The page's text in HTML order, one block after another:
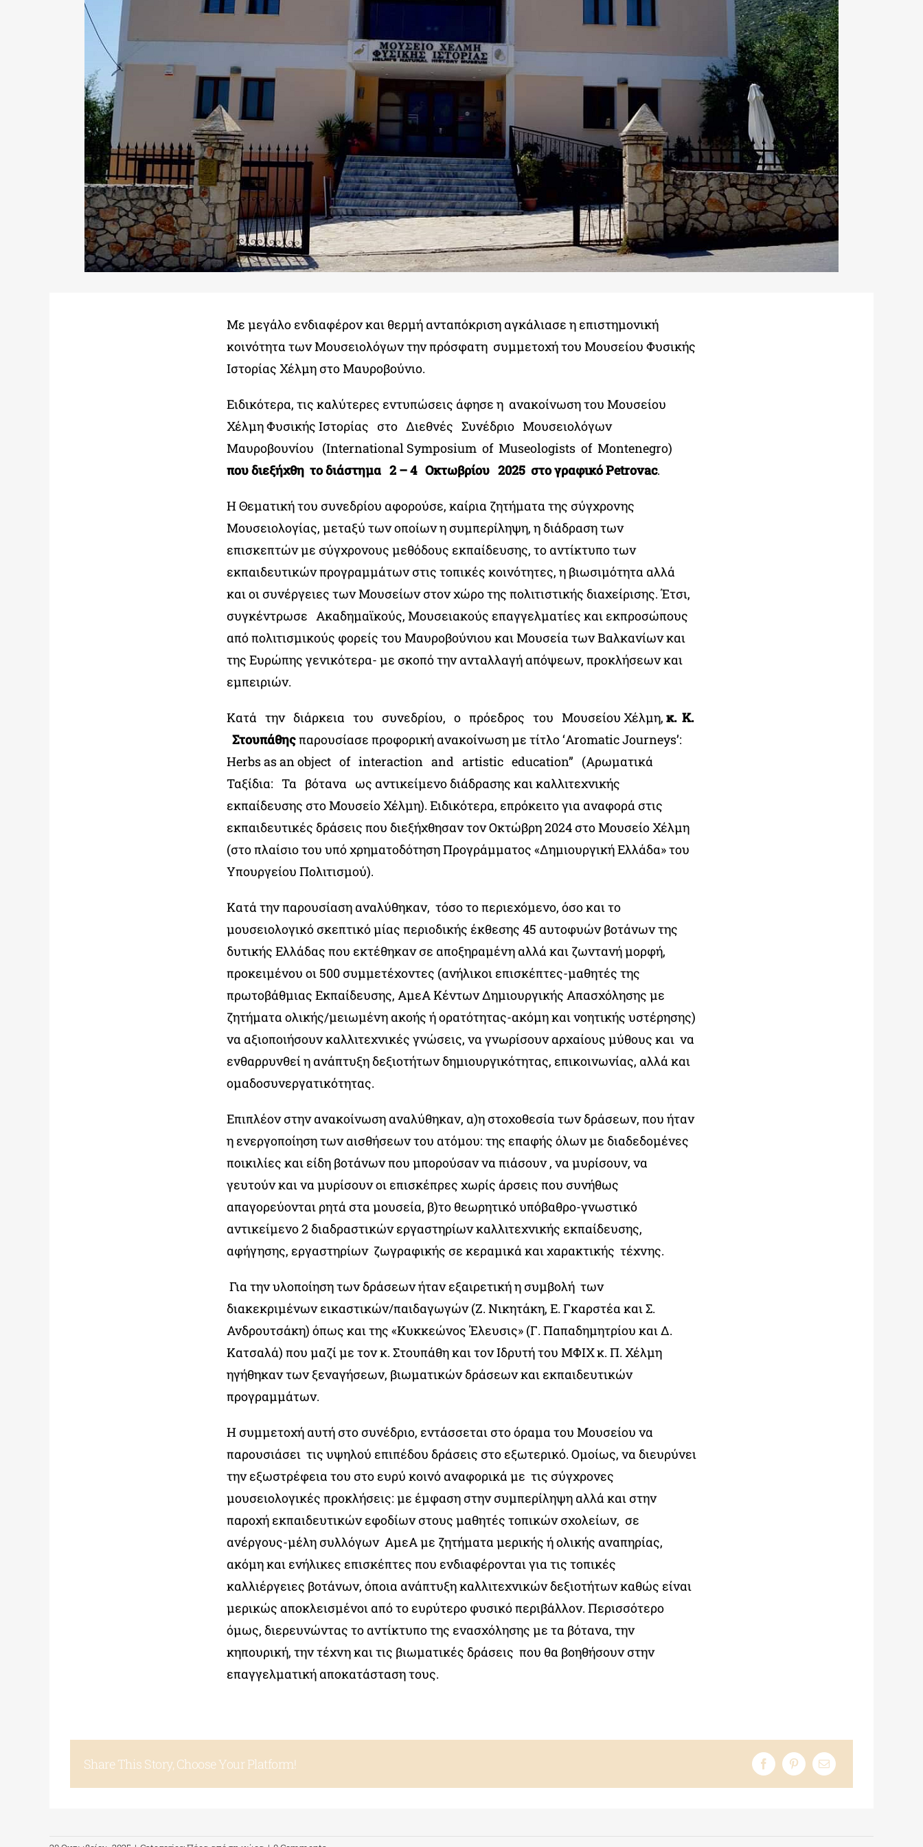
Με μεγάλο ενδιαφέρον και θερμή ανταπόκριση αγκάλιασε η επιστημονική
κοινότητα των Μουσειολόγων την πρόσφατη συμμετοχή του Μουσείου Φυσικής
Ιστορίας Χέλμη στο Μαυροβούνιο.
Ειδικότερα, τις καλύτερες εντυπώσεις άφησε η ανακοίνωση του Μουσείου
Χέλμη Φυσικής Ιστορίας στο Διεθνές Συνέδριο Μουσειολόγων
Μαυροβουνίου (International Symposium of Museologists of Montenegro)
που διεξήχθη το διάστημα 2 – 4 Οκτωβρίου 2025 στο γραφικό Petrovac.
H Θεματική του συνεδρίου αφορούσε, καίρια ζητήματα της σύγχρονης
Μουσειολογίας, μεταξύ των οποίων η συμπερίληψη, η διάδραση των
επισκεπτών με σύγχρονους μεθόδους εκπαίδευσης, το αντίκτυπο των
εκπαιδευτικών προγραμμάτων στις τοπικές κοινότητες, η βιωσιμότητα αλλά
και οι συνέργειες των Μουσείων στον χώρο της πολιτιστικής διαχείρισης. Έτσι,
συγκέντρωσε Ακαδημαϊκούς, Μουσειακούς επαγγελματίες και εκπροσώπους
από πολιτισμικούς φορείς του Μαυροβούνιου και Μουσεία των Βαλκανίων και
της Ευρώπης γενικότερα- με σκοπό την ανταλλαγή απόψεων, προκλήσεων και
εμπειριών.
Κατά την διάρκεια του συνεδρίου, ο πρόεδρος του Μουσείου Χέλμη, κ. Κ.
Στουπάθηςπαρουσίασε προφορική ανακοίνωση με τίτλο ‘Αromatic Journeys’:
Herbs as an object of interaction and artistic education” (Αρωματικά
Ταξίδια: Τα βότανα ως αντικείμενο διάδρασης και καλλιτεχνικής
εκπαίδευσης στο Μουσείο Χέλμη). Ειδικότερα, επρόκειτο για αναφορά στις
εκπαιδευτικές δράσεις που διεξήχθησαν τον Οκτώβρη 2024 στο Μουσείο Χέλμη
(στο πλαίσιο του υπό χρηματοδότηση Προγράμματος «Δημιουργική Ελλάδα» του
Υπουργείου Πολιτισμού).
Κατά την παρουσίαση αναλύθηκαν, τόσο το περιεχόμενο, όσο και το
μουσειολογικό σκεπτικό μίας περιοδικής έκθεσης 45 αυτοφυών βοτάνων της
δυτικής Ελλάδας που εκτέθηκαν σε αποξηραμένη αλλά και ζωντανή μορφή,
προκειμένου οι 500 συμμετέχοντες (ανήλικοι επισκέπτες-μαθητές της
πρωτοβάθμιας Εκπαίδευσης, ΑμεΑ Κέντων Δημιουργικής Απασχόλησης με
ζητήματα ολικής/μειωμένη ακοής ή ορατότητας-ακόμη και νοητικής υστέρησης)
να αξιοποιήσουν καλλιτεχνικές γνώσεις, να γνωρίσουν αρχαίους μύθους και να
ενθαρρυνθεί η ανάπτυξη δεξιοτήτων δημιουργικότητας, επικοινωνίας, αλλά και
ομαδοσυνεργατικότητας.
Επιπλέον στην ανακοίνωση αναλύθηκαν, α)η στοχοθεσία των δράσεων, που ήταν
η ενεργοποίηση των αισθήσεων του ατόμου: της επαφής όλων με διαδεδομένες
ποικιλίες και είδη βοτάνων που μπορούσαν να πιάσουν , να μυρίσουν, να
γευτούν και να μυρίσουν οι επισκέπρες χωρίς άρσεις που συνήθως
απαγορεύονται ρητά στα μουσεία, β)το θεωρητικό υπόβαθρο-γνωστικό
αντικείμενο 2 διαδραστικών εργαστηρίων καλλιτεχνικής εκπαίδευσης,
αφήγησης, εργαστηρίων ζωγραφικής σε κεραμικά και χαρακτικής τέχνης.
Για την υλοποίηση των δράσεων ήταν εξαιρετική η συμβολή των
διακεκριμένων εικαστικών/παιδαγωγών (Ζ. Νικητάκη, Ε. Γκαρστέα και Σ.
Ανδρουτσάκη) όπως και της «Κυκκεώνος Έλευσις» (Γ. Παπαδημητρίου και Δ.
Κατσαλά) που μαζί με τον κ. Στουπάθη και τον Ιδρυτή του ΜΦΙΧ κ. Π. Χέλμη
ηγήθηκαν των ξεναγήσεων, βιωματικών δράσεων και εκπαιδευτικών
προγραμμάτων.
Η συμμετοχή αυτή στο συνέδριο, εντάσσεται στο όραμα του Μουσείου να
παρουσιάσει τις υψηλού επιπέδου δράσεις στο εξωτερικό. Ομοίως, να διευρύνει
την εξωστρέφεια του στο ευρύ κοινό αναφορικά με τις σύγχρονες
μουσειολογικές προκλήσεις: με έμφαση στην συμπερίληψη αλλά και στην
παροχή εκπαιδευτικών εφοδίων στους μαθητές τοπικών σχολείων, σε
ανέργους-μέλη συλλόγων ΑμεΑ με ζητήματα μερικής ή ολικής αναπηρίας,
ακόμη και ενήλικες επισκέπτες που ενδιαφέρονται για τις τοπικές
καλλιέργειες βοτάνων, όποια ανάπτυξη καλλιτεχνικών δεξιοτήτων καθώς είναι
μερικώς αποκλεισμένοι από το ευρύτερο φυσικό περιβάλλον. Περισσότερο
όμως, διερευνώντας το αντίκτυπο της ενασχόλησης με τα βότανα, την
κηπουρική, την τέχνη και τις βιωματικές δράσεις που θα βοηθήσουν στην
επαγγελματική αποκατάσταση τους.
Share This Story, Choose Your Platform!